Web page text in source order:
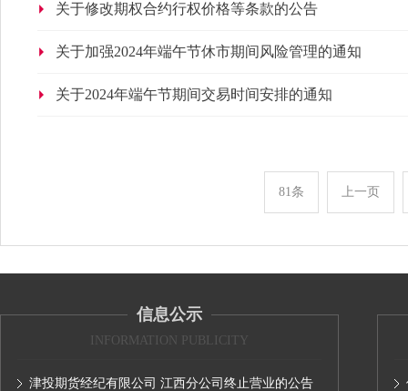
关于修改期权合约行权价格等条款的公告
关于加强2024年端午节休市期间风险管理的通知
关于2024年端午节期间交易时间安排的通知
81条 上一页
信息公示
INFORMATION PUBLICITY
津投期货经纪有限公司 江西分公司终止营业的公告